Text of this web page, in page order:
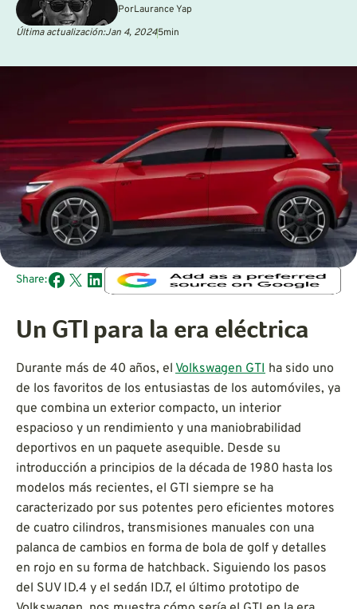
PorLaurance Yap
Última actualización:Jan 4, 20245min
Share:
Un GTI para la era eléctrica
Durante más de 40 años, el Volkswagen GTI ha sido uno
de los favoritos de los entusiastas de los automóviles, ya
que combina un exterior compacto, un interior
espacioso y un rendimiento y una maniobrabilidad
deportivos en un paquete asequible. Desde su
introducción a principios de la década de 1980 hasta los
modelos más recientes, el GTI siempre se ha
caracterizado por sus potentes pero eficientes motores
de cuatro cilindros, transmisiones manuales con una
palanca de cambios en forma de bola de golf y detalles
en rojo en su forma de hatchback. Siguiendo los pasos
del SUV ID.4 y el sedán ID.7, el último prototipo de